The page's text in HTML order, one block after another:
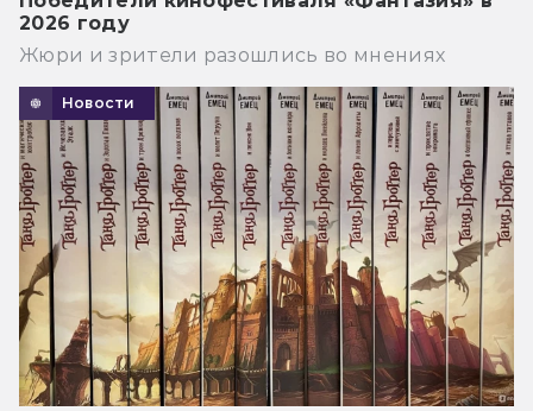
2026 году
Жюри и зрители разошлись во мнениях
Новости